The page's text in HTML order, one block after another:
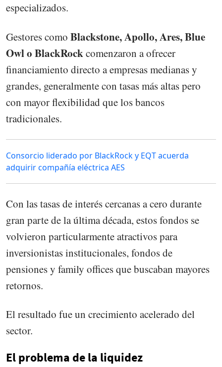
especializados.
Gestores como Blackstone, Apollo, Ares, Blue
Owl o BlackRockcomenzaron a ofrecer
financiamiento directo a empresas medianas y
grandes, generalmente con tasas más altas pero
con mayor flexibilidad que los bancos
tradicionales.
Consorcio liderado por BlackRock y EQT acuerda
adquirir compañía eléctrica AES
Con las tasas de interés cercanas a cero durante
gran parte de la última década, estos fondos se
volvieron particularmente atractivos para
inversionistas institucionales, fondos de
pensiones y family offices que buscaban mayores
retornos.
El resultado fue un crecimiento acelerado del
sector.
El problema de la liquidez